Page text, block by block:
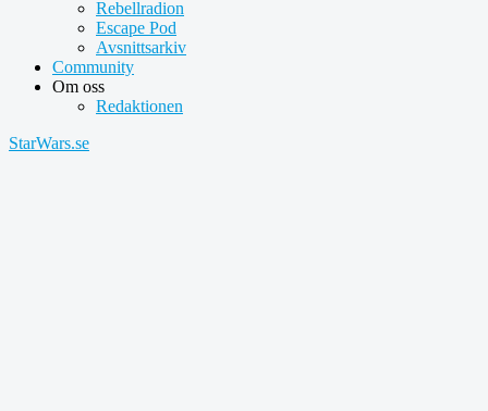
Rebellradion
Escape Pod
Avsnittsarkiv
Community
Om oss
Redaktionen
StarWars.se